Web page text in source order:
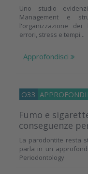
Uno studio
Management e
l'organizzazione dei
errori, stress e tempi...
Approfondisci
O33
Fumo e
conseguenze
La parodontite resta
parla in un
Periodontology